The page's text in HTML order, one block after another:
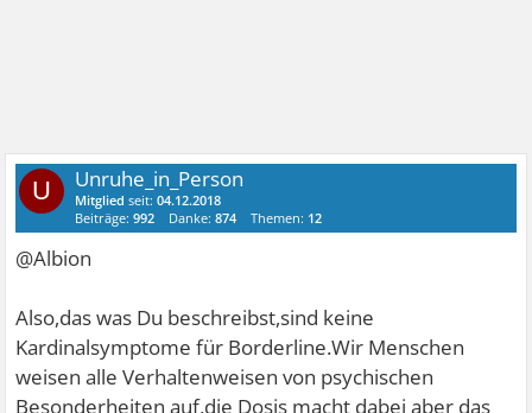
U Unruhe_in_Person
Mitglied seit:04.12.2018
Beiträge:992 Danke:874 Themen: 12
@Albion
Also,das was Du beschreibst,sind keine
Kardinalsymptome für Borderline.Wir Menschen
weisen alle Verhaltenweisen von psychischen
Besonderheiten auf,die Dosis macht dabei aber das